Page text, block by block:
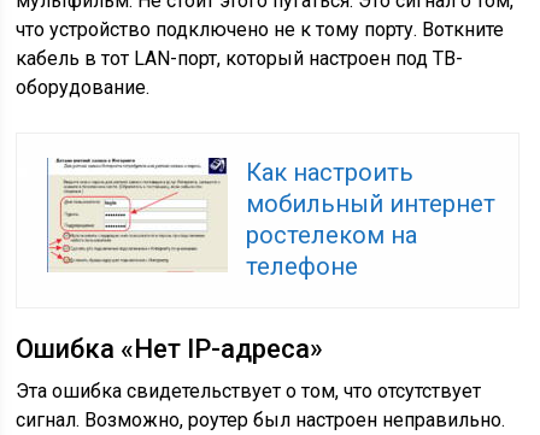
что устройство подключено не к тому порту. Воткните
кабель в тот LAN-порт, который настроен под ТВ-
оборудование.
Как настроить
мобильный интернет
ростелеком на
телефоне
Ошибка «Нет IP-адреса»
Эта ошибка свидетельствует о том, что отсутствует
сигнал. Возможно, роутер был настроен неправильно.